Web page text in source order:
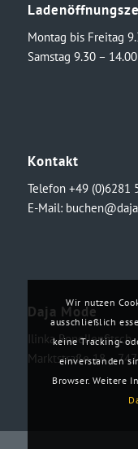
Montag bis Freitag
Samstag 9.30 –
Kontakt
Telefon +49 (0)6281
E-Mail:
Daja Mode
Ilinka Ronellenfitsch
Marktstraße 18・
Wir nutzen
ausschließlich
keine Tracking-
einverstanden
Browser. Weitere